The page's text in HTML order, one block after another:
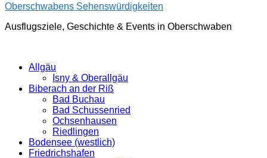
Oberschwabens Sehenswürdigkeiten
Ausflugsziele, Geschichte & Events in Oberschwaben
Allgäu
Isny & Oberallgäu
Biberach an der Riß
Bad Buchau
Bad Schussenried
Ochsenhausen
Riedlingen
Bodensee (westlich)
Friedrichshafen